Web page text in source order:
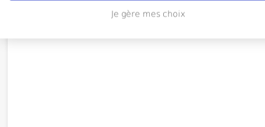
Je gère mes choix